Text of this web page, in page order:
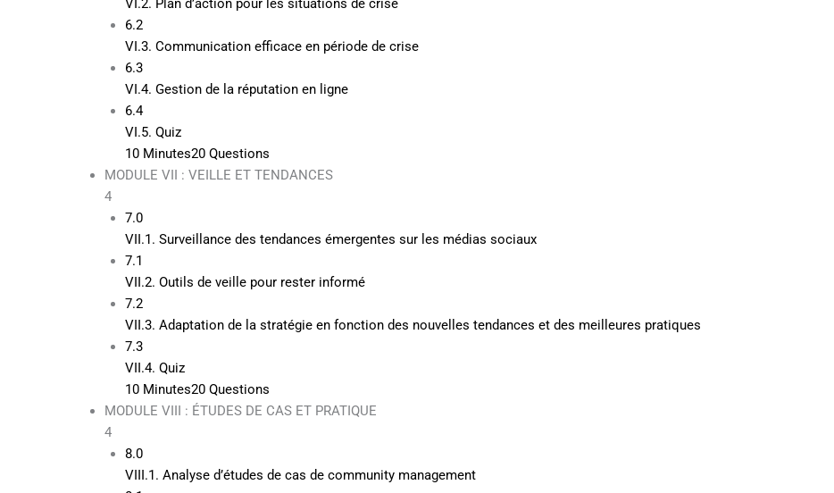
VI.2. Plan d’action pour les situations de crise
6.2
VI.3. Communication efficace en période de crise
6.3
VI.4. Gestion de la réputation en ligne
6.4
VI.5. Quiz
10 Minutes20 Questions
MODULE VII : VEILLE ET TENDANCES
4
7.0
VII.1. Surveillance des tendances émergentes sur les médias sociaux
7.1
VII.2. Outils de veille pour rester informé
7.2
VII.3. Adaptation de la stratégie en fonction des nouvelles tendances et des meilleures pratiques
7.3
VII.4. Quiz
10 Minutes20 Questions
MODULE VIII : ÉTUDES DE CAS ET PRATIQUE
4
8.0
VIII.1. Analyse d’études de cas de community management